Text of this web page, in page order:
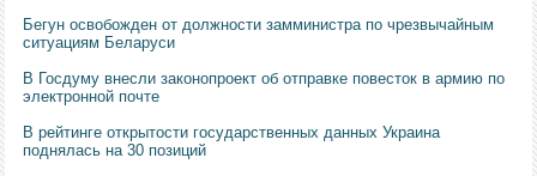
Бегун освобожден от должности замминистра по чрезвычайным
ситуациям Беларуси
В Госдуму внесли законопроект об отправке повесток в армию по
электронной почте
В рейтинге открытости государственных данных Украина
поднялась на 30 позиций